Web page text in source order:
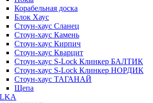
Корабельная доска
Блок Хаус
Стоун-хаус Сланец
Стоун-хаус Камень
Стоун-хаус Кирпич
Стоун-хаус Кварцит
Стоун-хаус S-Lock Клинкер БАЛТИК
Стоун-хаус S-Lock Клинкер НОРДИК
Стоун-хаус ТАГАНАЙ
Щепа